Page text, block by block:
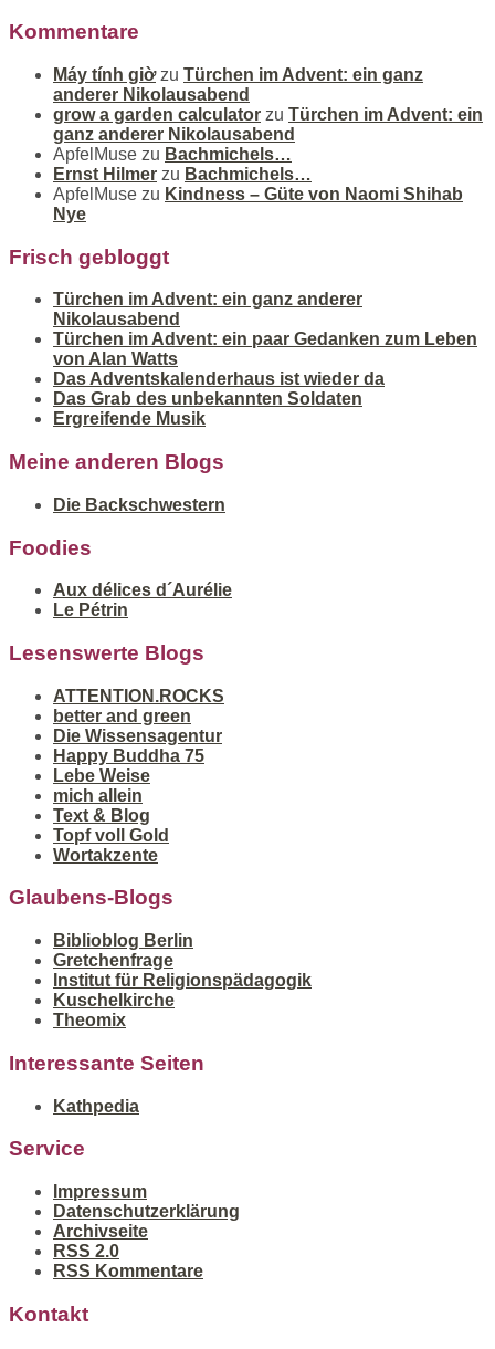
Kommentare
Máy tính giờzu Türchen im Advent: ein ganz
anderer Nikolausabend
grow a garden calculator zu Türchen im Advent: ein
ganz anderer Nikolausabend
ApfelMuse zu Bachmichels…
Ernst Hilmer zu Bachmichels…
ApfelMuse zu Kindness – Güte von Naomi Shihab
Nye
Frisch gebloggt
Türchen im Advent: ein ganz anderer
Nikolausabend
Türchen im Advent: ein paar Gedanken zum Leben
von Alan Watts
Das Adventskalenderhaus ist wieder da
Das Grab des unbekannten Soldaten
Ergreifende Musik
Meine anderen Blogs
Die Backschwestern
Foodies
Aux délices d´Aurélie
Le Pétrin
Lesenswerte Blogs
ATTENTION.ROCKS
better and green
Die Wissensagentur
Happy Buddha 75
Lebe Weise
mich allein
Text & Blog
Topf voll Gold
Wortakzente
Glaubens-Blogs
Biblioblog Berlin
Gretchenfrage
Institut für Religionspädagogik
Kuschelkirche
Theomix
Interessante Seiten
Kathpedia
Service
Impressum
Datenschutzerklärung
Archivseite
RSS 2.0
RSS Kommentare
Kontakt